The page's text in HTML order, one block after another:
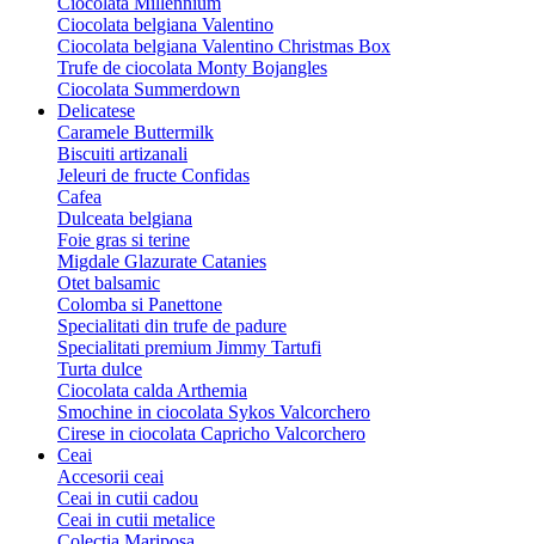
Ciocolata belgiana Valentino
Ciocolata belgiana Valentino Christmas Box
Trufe de ciocolata Monty Bojangles
Ciocolata Summerdown
Delicatese
Caramele Buttermilk
Biscuiti artizanali
Jeleuri de fructe Confidas
Cafea
Dulceata belgiana
Foie gras si terine
Migdale Glazurate Catanies
Otet balsamic
Colomba si Panettone
Specialitati din trufe de padure
Specialitati premium Jimmy Tartufi
Turta dulce
Ciocolata calda Arthemia
Smochine in ciocolata Sykos Valcorchero
Cirese in ciocolata Capricho Valcorchero
Ceai
Accesorii ceai
Ceai in cutii cadou
Ceai in cutii metalice